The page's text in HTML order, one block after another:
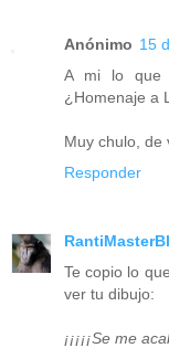
Anónimo 15
A mi lo que
¿Homenaje a
Muy chulo, de
Responder
Te copio lo
ver tu dibujo:
¡¡¡¡¡Se me